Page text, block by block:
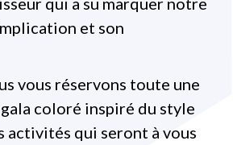
et son
vous réservons toute une
coloré inspiré du style
activités qui seront à vous